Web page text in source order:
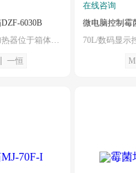
6030B
温控范围RT+10-65℃/加热器位于箱体内部隔板上
一恒
在线咨询
微电脑控制霉
70L/数码显示